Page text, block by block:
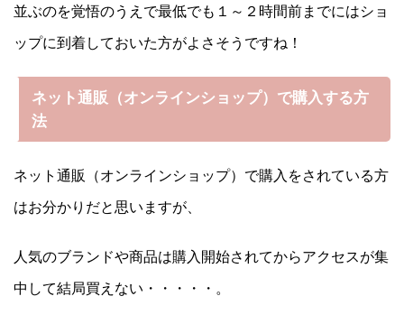
並ぶのを覚悟のうえで最低でも１～２時間前までにはショ
ップに到着しておいた方がよさそうですね！
ネット通販（オンラインショップ）で購入する方
法
ネット通販（オンラインショップ）で購入をされている方
はお分かりだと思いますが、
人気のブランドや商品は購入開始されてからアクセスが集
中して結局買えない・・・・・。